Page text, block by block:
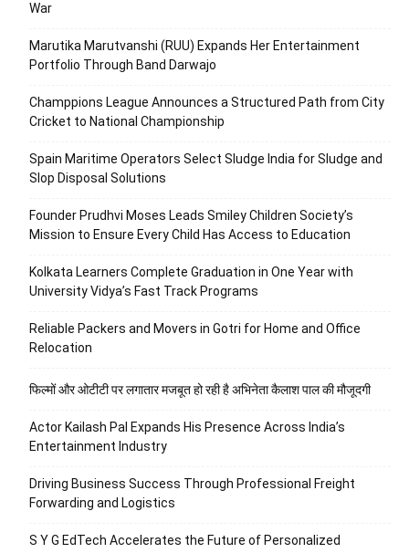
War
Marutika Marutvanshi (RUU) Expands Her Entertainment
Portfolio Through Band Darwajo
Champpions League Announces a Structured Path from City
Cricket to National Championship
Spain Maritime Operators Select Sludge India for Sludge and
Slop Disposal Solutions
Founder Prudhvi Moses Leads Smiley Children Society’s
Mission to Ensure Every Child Has Access to Education
Kolkata Learners Complete Graduation in One Year with
University Vidya’s Fast Track Programs
Reliable Packers and Movers in Gotri for Home and Office
Relocation
फिल्मों और ओटीटी पर लगातार मजबूत हो रही है अभिनेता कैलाश पाल की मौजूदगी
Actor Kailash Pal Expands His Presence Across India’s
Entertainment Industry
Driving Business Success Through Professional Freight
Forwarding and Logistics
S Y G EdTech Accelerates the Future of Personalized